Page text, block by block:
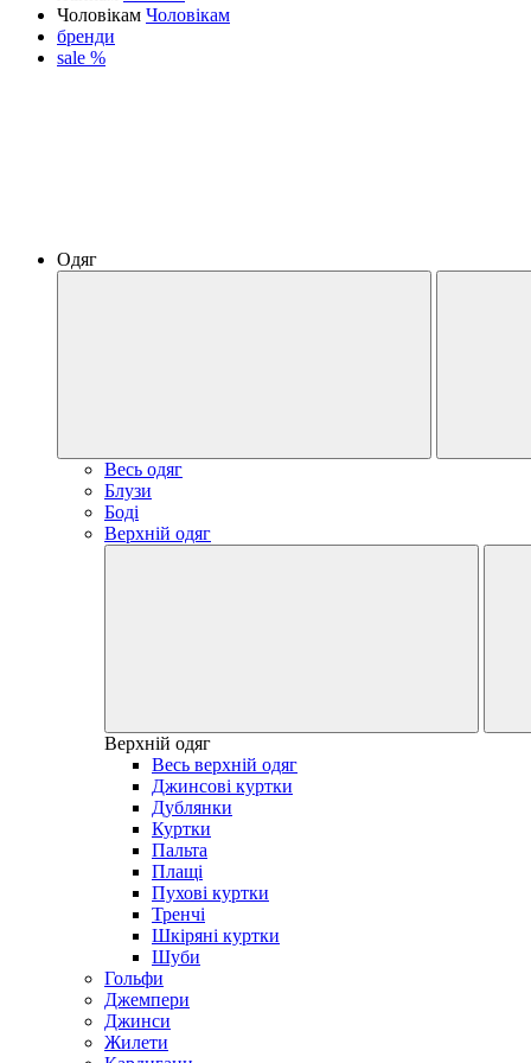
Чоловікам Чоловікам
бренди
sale %
Одяг
Весь одяг
Блузи
Боді
Верхній одяг
Верхній одяг
Весь верхній одяг
Джинсові куртки
Дублянки
Куртки
Пальта
Плащі
Пухові куртки
Тренчі
Шкіряні куртки
Шуби
Гольфи
Джемпери
Джинси
Жилети